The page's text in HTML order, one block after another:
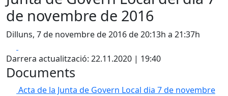
de novembre de 2016
Dilluns, 7 de novembre de 2016 de 20:13h a 21:37h
Darrera actualització: 22.11.2020 | 19:40
Documents
Acta de la Junta de Govern Local dia 7 de novembre